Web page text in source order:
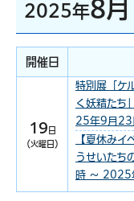
2025年8月
開催日
19 日
（火曜日）
特別展「ケ
く妖精た
25年9月23
【夏休みイ
うせいた
時 ～ 2025